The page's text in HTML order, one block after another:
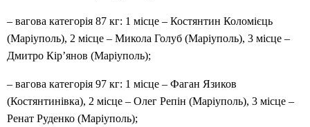
– вагова категорія 87 кг: 1 місце – Костянтин Коломієць
(Маріуполь), 2 місце – Микола Голуб (Маріуполь), 3 місце –
Дмитро Кір’янов (Маріуполь);
– вагова категорія 97 кг: 1 місце – Фаган Язиков
(Костянтинівка), 2 місце – Олег Репін (Маріуполь), 3 місце –
Ренат Руденко (Маріуполь);